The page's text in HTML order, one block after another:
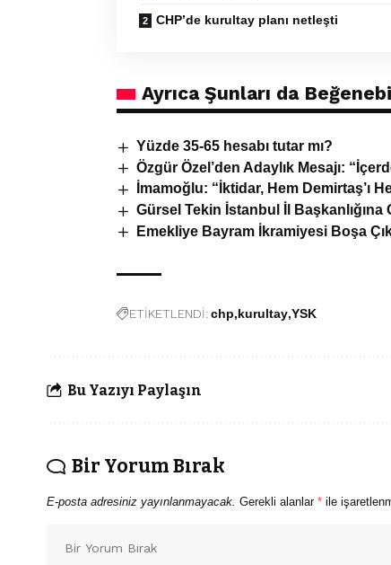
CHP’de kurultay planı netleşti
Ayrıca Şunları da
Yüzde 35-65 hesabı tutar mı?
Özgür Özel’den Adaylık Mesajı:
İmamoğlu: “İktidar, Hem Demirtaş’ı
Gürsel Tekin İstanbul İl Başkanlığına
Emekliye Bayram İkramiyesi Boşa
ETİKETLENDİ:chp kurultay YSK
Bu Yazıyı Paylaşın
Bir Yorum Bırak
E-posta adresiniz yayınlanmayacak. Gerekli alanlar * ile